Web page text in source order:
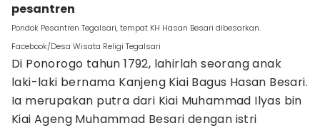
pesantren
Pondok Pesantren Tegalsari, tempat KH Hasan Besari dibesarkan.
Facebook/Desa Wisata Religi Tegalsari
Di Ponorogo tahun 1792, lahirlah seorang anak
laki-laki bernama Kanjeng Kiai Bagus Hasan Besari.
Ia merupakan putra dari Kiai Muhammad Ilyas bin
Kiai Ageng Muhammad Besari dengan istri